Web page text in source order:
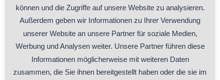
Ansehen
können und die Zugriffe auf unsere Website zu analysieren.
Außerdem geben wir Informationen zu Ihrer Verwendung
unserer Website an unsere Partner für soziale Medien,
Werbung und Analysen weiter. Unsere Partner führen diese
Informationen möglicherweise mit weiteren Daten
zusammen, die Sie ihnen bereitgestellt haben oder die sie im